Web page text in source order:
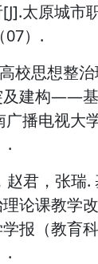
太原城市
07）.
校思想整
及建构——
播电视大
.
君，张瑞.
论课教学
报（教育
.